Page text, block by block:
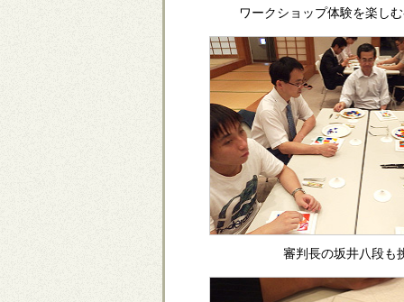
ワークショップ体験を楽し
審判長の坂井八段も